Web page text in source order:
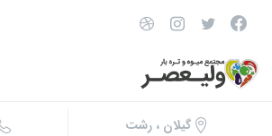
گیلان ، رشت